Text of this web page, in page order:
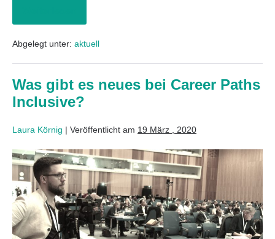
Abgelegt unter: aktuell
Was gibt es neues bei Career Paths
Inclusive?
Laura Körnig | Veröffentlicht am 19 März , 2020